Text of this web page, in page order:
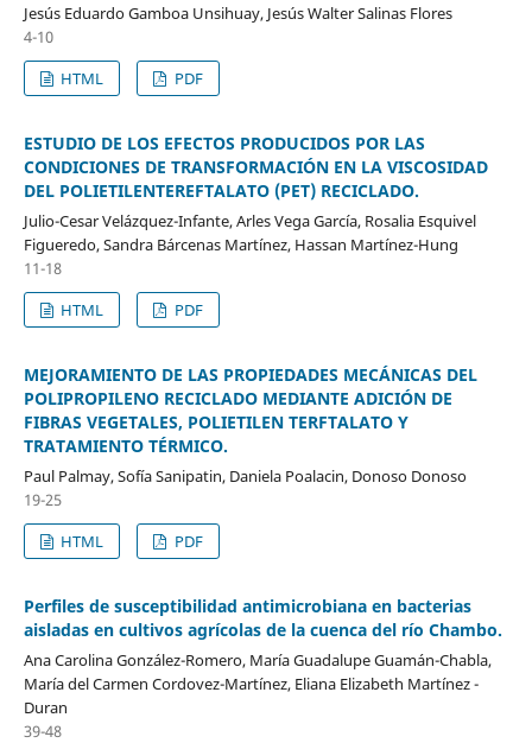
Jesús Eduardo Gamboa Unsihuay, Jesús Walter Salinas Flores
4-10
HTML
PDF
ESTUDIO DE LOS EFECTOS PRODUCIDOS POR LAS
CONDICIONES DE TRANSFORMACIÓN EN LA VISCOSIDAD
DEL POLIETILENTEREFTALATO (PET) RECICLADO.
Julio-Cesar Velázquez-Infante, Arles Vega García, Rosalia Esquivel
Figueredo, Sandra Bárcenas Martínez, Hassan Martínez-Hung
11-18
HTML
PDF
MEJORAMIENTO DE LAS PROPIEDADES MECÁNICAS DEL
POLIPROPILENO RECICLADO MEDIANTE ADICIÓN DE
FIBRAS VEGETALES, POLIETILEN TERFTALATO Y
TRATAMIENTO TÉRMICO.
Paul Palmay, Sofía Sanipatin, Daniela Poalacin, Donoso Donoso
19-25
HTML
PDF
Perfiles de susceptibilidad antimicrobiana en bacterias
aisladas en cultivos agrícolas de la cuenca del río Chambo.
Ana Carolina González-Romero, María Guadalupe Guamán-Chabla,
María del Carmen Cordovez-Martínez, Eliana Elizabeth Martínez -
Duran
39-48